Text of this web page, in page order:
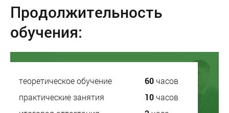
Продолжительность
обучения:
теоретическое обучение 60часов
практические занятия
10часов